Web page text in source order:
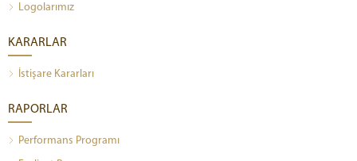
Logolarımız
KARARLAR
İstişare Kararları
RAPORLAR
Performans Programı